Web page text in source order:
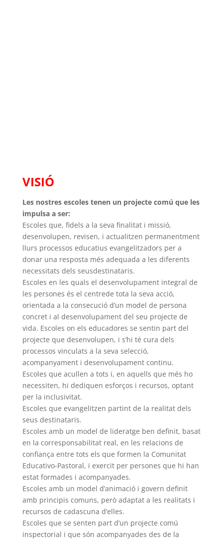
VISIÓ
Les nostres escoles tenen un projecte comú que les
impulsa a ser:
Escoles que, fidels a la seva finalitat i missió,
desenvolupen, revisen, i actualitzen permanentment
llurs processos educatius evangelitzadors per a
donar una resposta més adequada a les diferents
necessitats dels seusdestinataris.
Escoles en les quals el desenvolupament integral de
les persones és el centrede tota la seva acció,
orientada a la consecució d’un model de persona
concret i al desenvolupament del seu projecte de
vida. Escoles on els educadores se sentin part del
projecte que desenvolupen, i s’hi té cura dels
processos vinculats a la seva selecció,
acompanyament i desenvolupament continu.
Escoles que acullen a tots i, en aquells que més ho
necessiten, hi dediquen esforços i recursos, optant
per la inclusivitat.
Escoles que evangelitzen partint de la realitat dels
seus destinataris.
Escoles amb un model de lideratge ben definit, basat
en la corresponsabilitat real, en les relacions de
confiança entre tots els que formen la Comunitat
Educativo-Pastoral, i exercit per persones que hi han
estat formades i acompanyades.
Escoles amb un model d’animació i govern definit
amb principis comuns, però adaptat a les realitats i
recursos de cadascuna d’elles.
Escoles que se senten part d’un projecte comú
inspectorial i que són acompanyades des de la